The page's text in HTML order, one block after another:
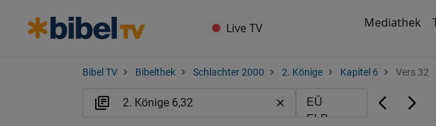
Live TV Mediathek
Bibel TV Bibelthek Schlachter 2000 2. Könige Kapitel 6 Vers 32